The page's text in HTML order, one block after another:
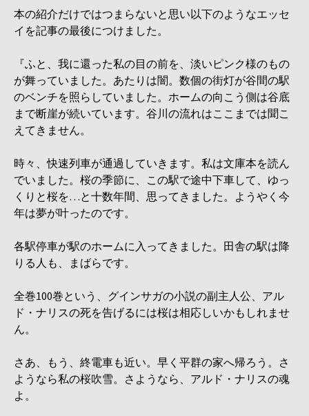
本の紹介だけではつまらないと思い以下のようなエッセ
イを記事の最後につけました。
『ふと、我に還った私の目の前を、淡いピンク様のもの
が舞っていました。あたりは闇。数個の街灯が谷間の駅
のベンチを照らしていました。ホームの向こう側は谷底
まで断崖が続いています。谷川の流れはここまでは聞こ
えてきません。
時々、快速列車が通過していきます。私は文庫本を読ん
でいました。桜の季節に、この駅で途中下車して、ゆっ
くりと桜を…と十数年間、思ってきました。ようやく今
年は夢が叶ったのです。
各駅停車が駅のホームに入ってきました。田舎の駅は降
りる人も、まばらです。
全巻100巻という、グインサガの小説の副主人公、アル
ド・ナリスの死を告げるには桜は相応しいかもしれませ
ん。
さあ、もう、終電車も近い。早く平群の家へ帰ろう。さ
ようなら私の桜吹雪。さようなら、アルド・ナリスの魂
よ。